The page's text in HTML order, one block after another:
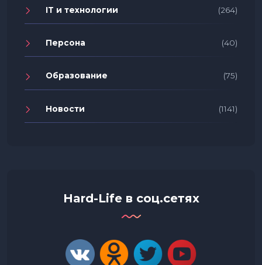
IT и технологии (264)
Персона (40)
Образование (75)
Новости (1141)
Hard-Life в соц.сетях